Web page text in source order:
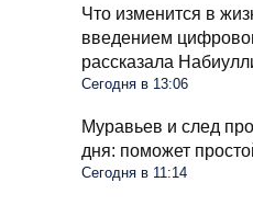
Что изменится в
введением
рассказала
Сегодня в 13:06
Муравьев и след
дня: поможет
Сегодня в 11:14